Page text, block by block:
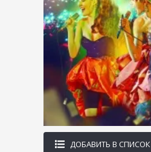
ДОБАВИТЬ В СПИСОК